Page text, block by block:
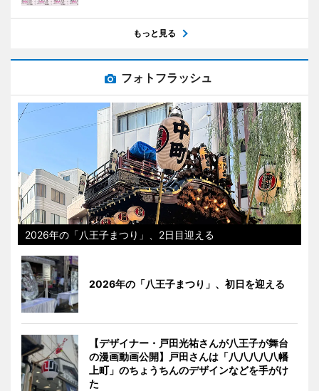
もっと見る
フォトフラッシュ
2026年の「八王子まつり」、2日目迎える
2026年の「八王子まつり」、初日を迎える
【デザイナー・戸田光祐さんが八王子が舞台
の漫画動画公開】戸田さんは「八八八八八幡
上町」のちょうちんのデザインなどを手がけ
た